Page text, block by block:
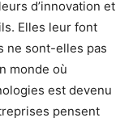
d’innovation et
Elles leur font
ne sont-elles pas
monde où
est devenu
pensent